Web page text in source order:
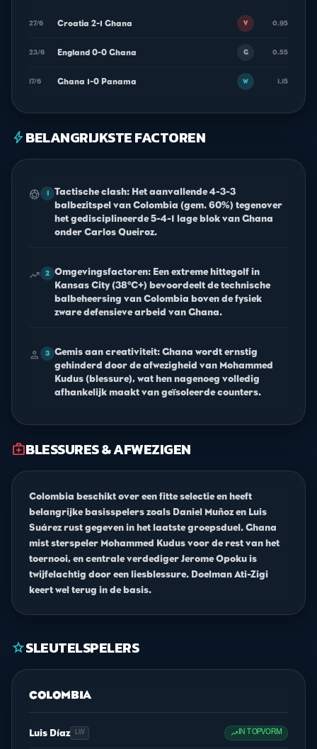
27/6 Croatia 2-1 Ghana V 0.95
23/6 England 0-0 Ghana G 0.55
17/6 Ghana 1-0 Panama W 1.15
boltBELANGRIJKSTE FACTOREN
sports_soccer 1
Tactische clash: Het aanvallende 4-3-3
balbezitspel van Colombia (gem. 60%) tegenover
het gedisciplineerde 5-4-1 lage blok van Ghana
onder Carlos Queiroz.
trending_up 2
Omgevingsfactoren: Een extreme hittegolf in
Kansas City (38°C+) bevoordeelt de technische
balbeheersing van Colombia boven de fysiek
zware defensieve arbeid van Ghana.
person 3
Gemis aan creativiteit: Ghana wordt ernstig
gehinderd door de afwezigheid van Mohammed
Kudus (blessure), wat hen nagenoeg volledig
afhankelijk maakt van geïsoleerde counters.
medical_servicesBLESSURES & AFWEZIGEN
Colombia beschikt over een fitte selectie en heeft
belangrijke basisspelers zoals Daniel Muñoz en Luis
Suárez rust gegeven in het laatste groepsduel. Ghana
mist sterspeler Mohammed Kudus voor de rest van het
toernooi, en centrale verdediger Jerome Opoku is
twijfelachtig door een liesblessure. Doelman Ati-Zigi
keert wel terug in de basis.
starSLEUTELSPELERS
COLOMBIA
Luis Díaz LW trending_upIN TOPVORM